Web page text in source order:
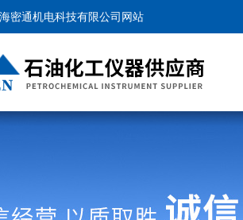
密通机电科技有限公司网站